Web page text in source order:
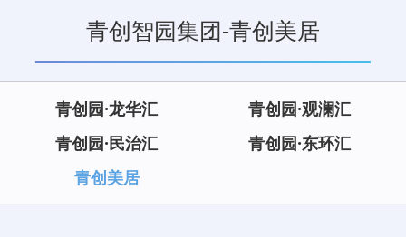
青创智园集团-青创美居
青创园·龙华汇
青创园·观澜汇
青创园·民治汇
青创园·东环汇
青创美居